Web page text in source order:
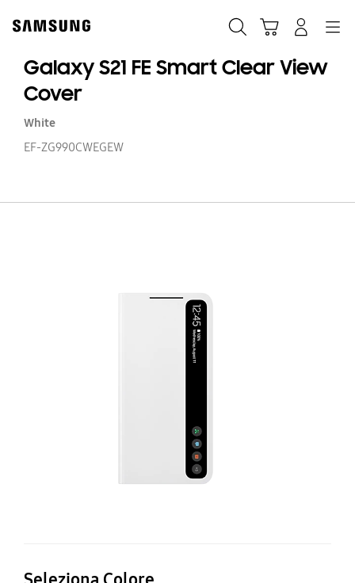
content
accessibility
Galaxy S21 FE Smart Clear View
Cover
White
EF-ZG990CWEGEW